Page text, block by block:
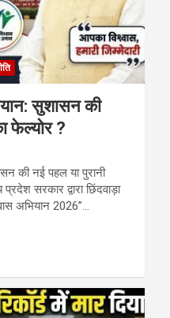
सुशासन की
फेल्योर ?
की नई पहल या पुरानी
सरकार द्वारा छिंदवाड़ा
अभियान 2026”…